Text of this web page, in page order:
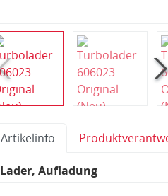
Artikelinfo
Lader, Aufladung